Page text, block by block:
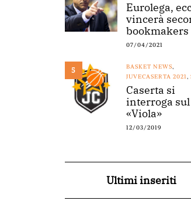
Eurolega,
vincerà
bookmakers
07/04/2021
5 BASKET NEWS,
JUVECASERTA 2021,
Caserta si
interroga sul
«Viola»
12/03/2019
Ultimi inseriti